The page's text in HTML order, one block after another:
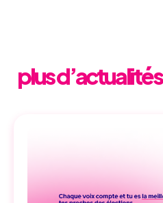
plus d’actualités